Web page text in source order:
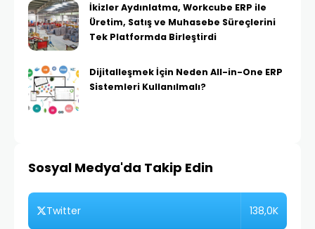
İkizler Aydınlatma, Workcube ERP ile
Üretim, Satış ve Muhasebe Süreçlerini
Tek Platformda Birleştirdi
Dijitalleşmek İçin Neden All-in-One ERP
Sistemleri Kullanılmalı?
Sosyal Medya'da Takip Edin
Twitter 138,0K